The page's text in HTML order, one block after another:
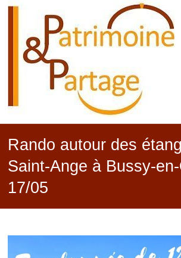
PATRIMOINE
PARTAGE
Rando autour des
Saint-Ange à Bussy-
17/05